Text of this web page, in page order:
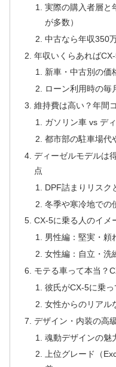
実際の購入者層と
が多数）
中古なら年収350
年収いくらあれば
新車・中古別の価
ローン利用時の毎
維持費は高い？年間
ガソリン車 vs デ
都市部の駐車場代
ディーゼルモデルは
点
DPF詰まりリスク
冬季や寒冷地での
CX-5に乗る人のイメ
男性編：堅実・頼
女性編：自立・洗
モテる車って本当？
彼氏がCX-5に乗
女性からのリアル
デザイン・内装の高
魂動デザインの魅
上位グレード（